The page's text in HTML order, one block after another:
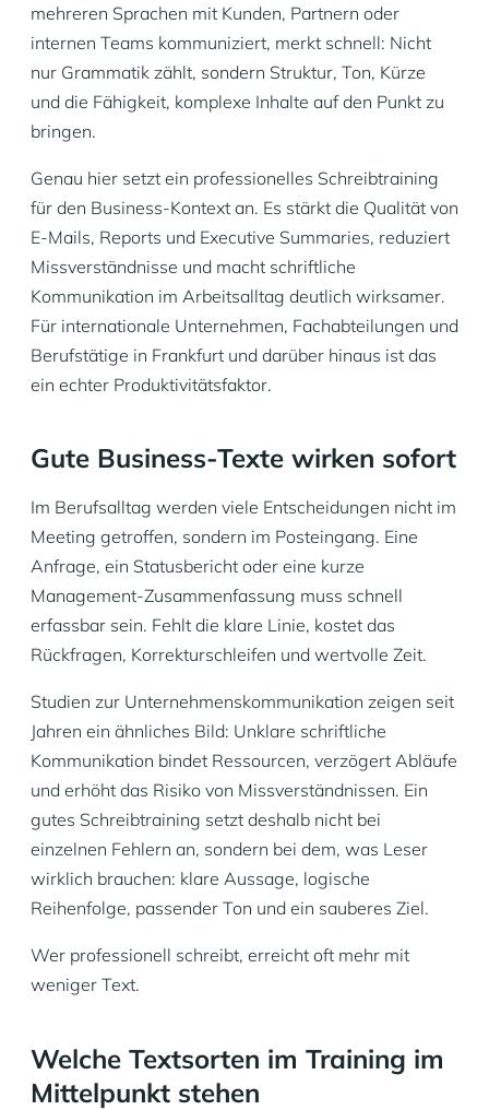
mehreren Sprachen mit Kunden, Partnern oder
internen Teams kommuniziert, merkt schnell: Nicht
nur Grammatik zählt, sondern Struktur, Ton, Kürze
und die Fähigkeit, komplexe Inhalte auf den Punkt zu
bringen.
Genau hier setzt ein professionelles Schreibtraining
für den Business-Kontext an. Es stärkt die Qualität von
E-Mails, Reports und Executive Summaries, reduziert
Missverständnisse und macht schriftliche
Kommunikation im Arbeitsalltag deutlich wirksamer.
Für internationale Unternehmen, Fachabteilungen und
Berufstätige in Frankfurt und darüber hinaus ist das
ein echter Produktivitätsfaktor.
Gute Business-Texte wirken sofort
Im Berufsalltag werden viele Entscheidungen nicht im
Meeting getroffen, sondern im Posteingang. Eine
Anfrage, ein Statusbericht oder eine kurze
Management-Zusammenfassung muss schnell
erfassbar sein. Fehlt die klare Linie, kostet das
Rückfragen, Korrekturschleifen und wertvolle Zeit.
Studien zur Unternehmenskommunikation zeigen seit
Jahren ein ähnliches Bild: Unklare schriftliche
Kommunikation bindet Ressourcen, verzögert Abläufe
und erhöht das Risiko von Missverständnissen. Ein
gutes Schreibtraining setzt deshalb nicht bei
einzelnen Fehlern an, sondern bei dem, was Leser
wirklich brauchen: klare Aussage, logische
Reihenfolge, passender Ton und ein sauberes Ziel.
Wer professionell schreibt, erreicht oft mehr mit
weniger Text.
Welche Textsorten im Training im
Mittelpunkt stehen